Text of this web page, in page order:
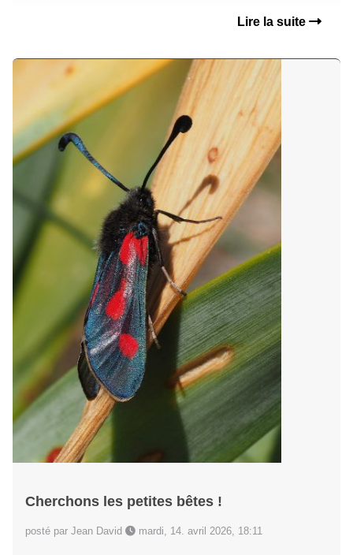
Lire la suite
Cherchons les petites bêtes !
posté par Jean David mardi, 14. avril 2026, 18:11